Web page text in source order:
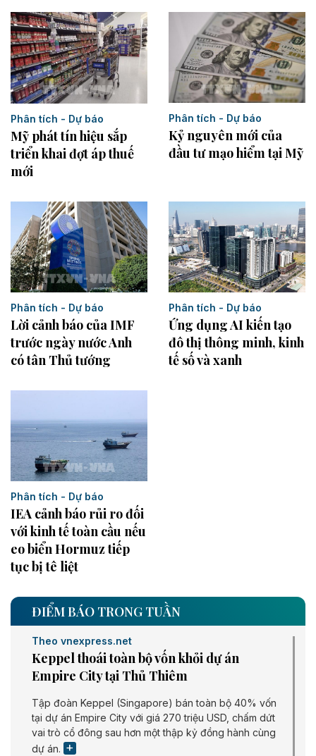
Phân tích - Dự báo
Mỹ phát tín hiệu sắp
triển khai đợt áp thuế
mới
Phân tích - Dự báo
Kỷ nguyên mới của
đầu tư mạo hiểm tại Mỹ
Phân tích - Dự báo
Lời cảnh báo của IMF
trước ngày nước Anh
có tân Thủ tướng
Phân tích - Dự báo
Ứng dụng AI kiến tạo
đô thị thông minh, kinh
tế số và xanh
Phân tích - Dự báo
IEA cảnh báo rủi ro đối
với kinh tế toàn cầu nếu
eo biển Hormuz tiếp
tục bị tê liệt
ĐIỂM BÁO TRONG TUẦN
Theo vnexpress.net
Keppel thoái toàn bộ vốn khỏi dự án
Empire City tại Thủ Thiêm
Tập đoàn Keppel (Singapore) bán toàn bộ 40% vốn
tại dự án Empire City với giá 270 triệu USD, chấm dứt
vai trò cổ đông sau hơn một thập kỷ đồng hành cùng
dự án.